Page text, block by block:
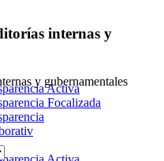
Activa
Focalizada
internas y
y gubernamentales